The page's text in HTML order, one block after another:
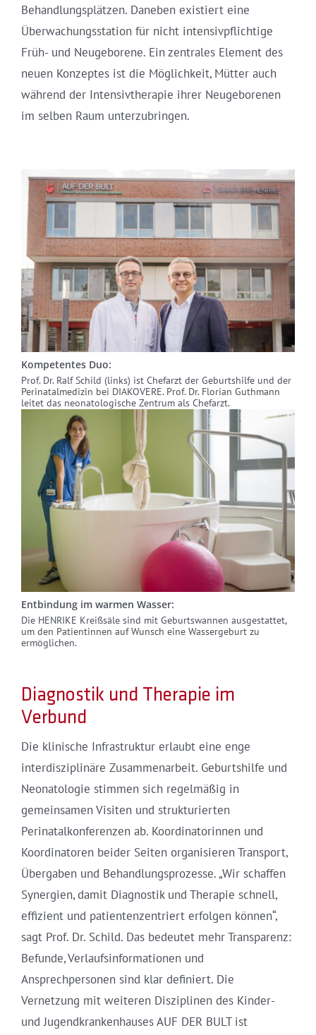
Behandlungsplätzen. Daneben existiert eine
Überwachungsstation für nicht intensivpflichtige
Früh- und Neugeborene. Ein zentrales Element des
neuen Konzeptes ist die Möglichkeit, Mütter auch
während der Intensivtherapie ihrer Neugeborenen
im selben Raum unterzubringen.
Kompetentes Duo:
Prof. Dr. Ralf Schild (links) ist Chefarzt der Geburtshilfe und der
Perinatalmedizin bei DIAKOVERE. Prof. Dr. Florian Guthmann
leitet das neonatologische Zentrum als Chefarzt.
Entbindung im warmen Wasser:
Die HENRIKE Kreißsäle sind mit Geburtswannen ausgestattet,
um den Patientinnen auf Wunsch eine Wassergeburt zu
ermöglichen.
Diagnostik und Therapie im
Verbund
Die klinische Infrastruktur erlaubt eine enge
interdisziplinäre Zusammenarbeit. Geburtshilfe und
Neonatologie stimmen sich regelmäßig in
gemeinsamen Visiten und strukturierten
Perinatalkonferenzen ab. Koordinatorinnen und
Koordinatoren beider Seiten organisieren Transport,
Übergaben und Behandlungsprozesse. „Wir schaffen
Synergien, damit Diagnostik und Therapie schnell,
effizient und patientenzentriert erfolgen können“,
sagt Prof. Dr. Schild. Das bedeutet mehr Transparenz:
Befunde, Verlaufsinformationen und
Ansprechpersonen sind klar definiert. Die
Vernetzung mit weiteren Disziplinen des Kinder-
und Jugendkrankenhauses AUF DER BULT ist